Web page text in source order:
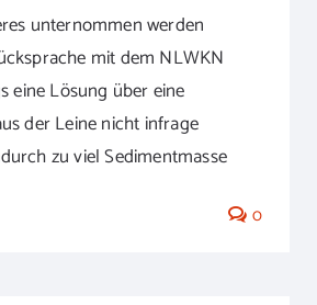
unternommen werden
mit dem NLWKN
eine Lösung über eine
der Leine nicht infrage
zu viel Sedimentmasse
0